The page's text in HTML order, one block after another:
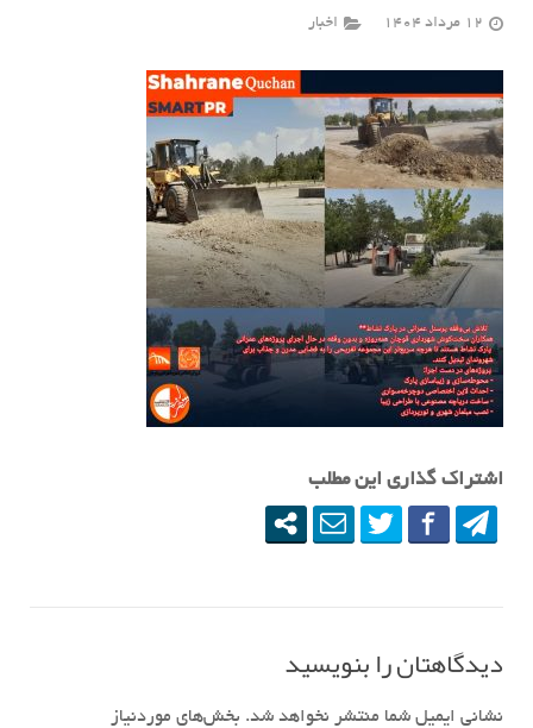
12 مرداد 1404 اخبار
اشتراک گذاری این مطلب
دیدگاهتان را بنویسید
نشانی ایمیل شما منتشر نخواهد شد. بخش‌های موردنیاز